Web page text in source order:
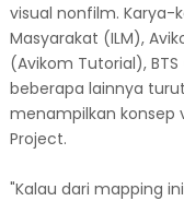
visual nonfilm. Karya-
Masyarakat (ILM),
(Avikom Tutorial),
beberapa lainnya
menampilkan konsep
Project.
"Kalau dari mapping